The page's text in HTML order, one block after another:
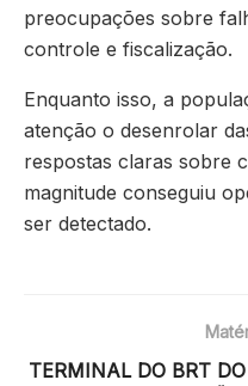
preocupações sobre
controle e fiscalização.
Enquanto isso, a
atenção o desenrolar
respostas claras sobre
magnitude conseguiu
ser detectado.
TERMINAL DO BRT